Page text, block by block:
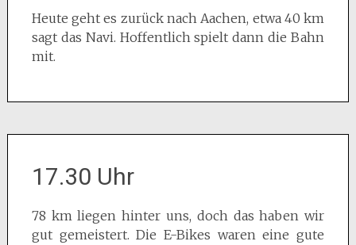
Heute geht es zurück nach Aachen, etwa 40 km
sagt das Navi. Hoffentlich spielt dann die Bahn
mit.
17.30 Uhr
78 km liegen hinter uns, doch das haben wir
gut gemeistert. Die E-Bikes waren eine gute